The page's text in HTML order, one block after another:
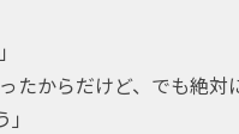
たからだけど、でも絶対